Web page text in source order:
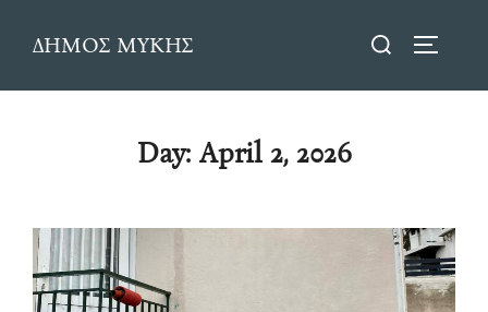
ΔΗΜΟΣ ΜΥΚΗΣ
Search
Day: April 2, 2026